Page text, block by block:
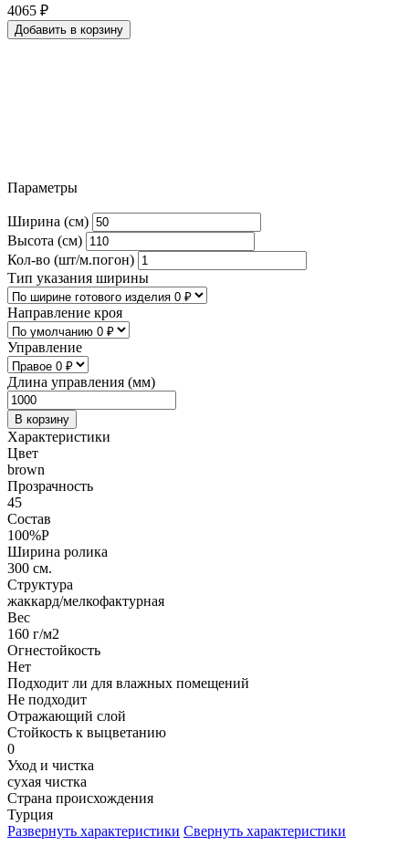
4065 ₽
Добавить в корзину
Параметры
Ширина (см)
Высота (см)
Кол-во (шт/м.погон)
Тип указания ширины
Направление кроя
Управление
Длина управления (мм)
В корзину
Характеристики
Цвет
brown
Прозрачность
45
Состав
100%P
Ширина ролика
300 см.
Структура
жаккард/мелкофактурная
Вес
160 г/м2
Огнестойкость
Нет
Подходит ли для влажных помещений
Не подходит
Отражающий слой
Стойкость к выцветанию
0
Уход и чистка
сухая чистка
Страна происхождения
Турция
Развернуть характеристики Свернуть характеристики